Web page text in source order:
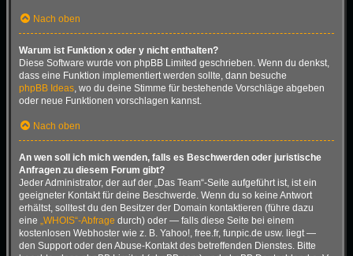
Nach oben
Warum ist Funktion x oder y nicht enthalten?
Diese Software wurde von phpBB Limited geschrieben. Wenn du denkst,
dass eine Funktion implementiert werden sollte, dann besuche
phpBB Ideas , wo du deine Stimme für bestehende Vorschläge abgeben
oder neue Funktionen vorschlagen kannst.
Nach oben
An wen soll ich mich wenden, falls es Beschwerden oder juristische
Anfragen zu diesem Forum gibt?
Jeder Administrator, der auf der „Das Team“-Seite aufgeführt ist, ist ein
geeigneter Kontakt für deine Beschwerde. Wenn du so keine Antwort
erhältst, solltest du den Besitzer der Domain kontaktieren (führe dazu
eine „WHOIS“-Abfrage durch) oder — falls diese Seite bei einem
kostenlosen Webhoster wie z. B. Yahoo!, free.fr, funpic.de usw. liegt —
den Support oder den Abuse-Kontakt des betreffenden Dienstes. Bitte